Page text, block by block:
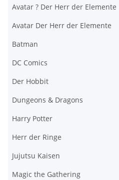
Avatar ? Der Herr der Elemente
Avatar Der Herr der Elemente
Batman
DC Comics
Der Hobbit
Dungeons & Dragons
Harry Potter
Herr der Ringe
Jujutsu Kaisen
Magic the Gathering